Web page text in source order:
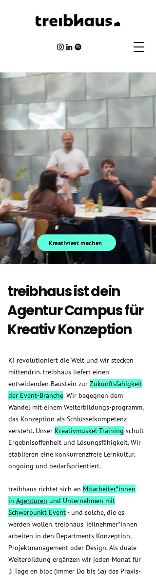
Kreativtest machen
treibhaus ist dein
Agentur Campus für
Kreativ Konzeption
KI revolutioniert die Welt und wir stecken
mittendrin. treibhaus liefert einen
entseidenden Baustein zur Zukunftsfähigkeit
der Event-Branche. Wir begegnen dem
Wandel mit einem Weiterbildungs-programm,
das Konzeption als Schlüsselkompetenz
versteht. Unser Kreativmuskel-Training schult
Ergebnisoffenheit und Lösungsfähigkeit. Wir
etablieren eine konkurrenzfreie Lernkultur,
ongoing und bedarfsorientiert.
treibhaus richtet sich an Mitarbeiter*innen
in Agenturen und Unternehmen mit
Schwerpunkt Event- und solche, die es
werden wollen. treibhaus Teilnehmer*innen
arbeiten in den Departments Konzeption,
Projektmanagement oder Design. Als duale
Weiterbildung ergänzen wir jeden Monat für
3 Tage en bloc (immer Do bis Sa) das Praxis-